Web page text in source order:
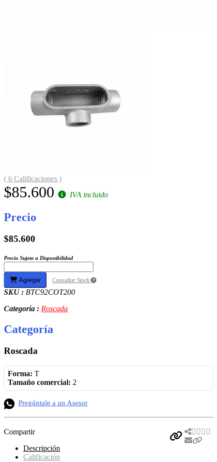
( 6 Calificaciones )
$85.600 IVA incluido
Precio
$85.600
Precio Sujeto a Disponibilidad
Agregar Consultar Stock
SKU : BTC92COT200
Categoría : Roscada
Categoría
Roscada
Forma: T
Tamaño comercial: 2
Pregúntale a un Asesor
Compartir
Descripción
Calificación